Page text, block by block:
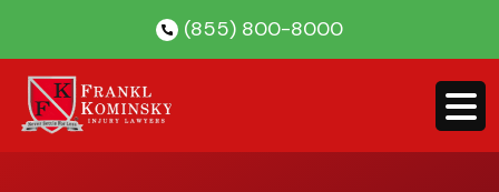
content
(855) 800-8000